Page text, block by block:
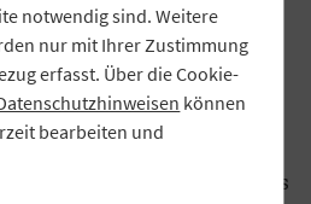
Kredite geschmälert.
Kredite erweist sich als
notwendig sind. Weitere
nur mit Ihrer Zustimmung
erfasst. Über die Cookie-
können
bearbeiten und